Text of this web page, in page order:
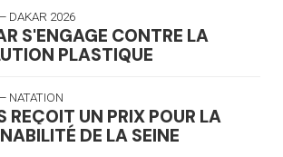
DAKAR 2026
S'ENGAGE CONTRE LA
PLASTIQUE
NATATION
REÇOIT UN PRIX POUR LA
DE LA SEINE